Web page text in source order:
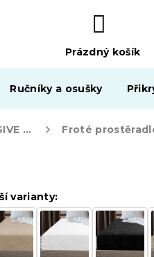
NÁKUPNÍ
KOŠÍK
Prázdný košík
Ručníky a osušky
Froté prostěradla EXCLUSIVE 200 x 220 cm
varianty: